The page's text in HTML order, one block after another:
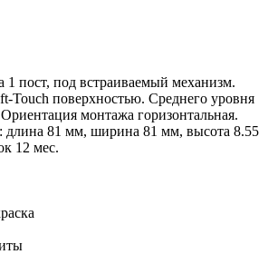
1 пост, под встраиваемый механизм.
Touch поверхностью. Среднего уровня
монтажа горизонтальная.
длина 81 мм, ширина 81 мм, высота 8.55
12 мес.